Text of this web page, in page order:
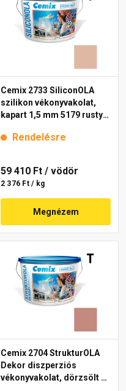
Cemix 2733 SiliconOLA
szilikon vékonyvakolat,
kapart 1,5 mm 5179 rusty
Rendelésre
59 410 Ft / vödör
2 376 Ft / kg
Megnézem
Cemix 2704 StrukturOLA
Dekor diszperziós
vékonyvakolat, dörzsölt 2